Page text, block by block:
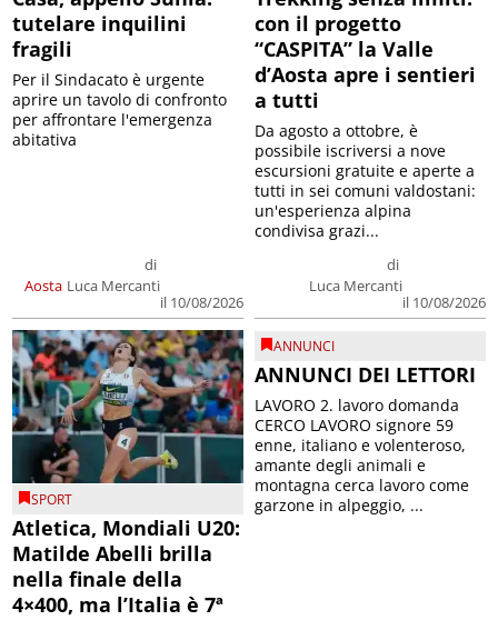
tutelare inquilini
fragili
Aosta
di
Luca Mercanti
il 10/08/2026
Per il Sindacato è urgente
aprire un tavolo di confronto
per affrontare l'emergenza
abitativa
con il progetto
“CASPITA” la Valle
d’Aosta apre i sentieri
a tutti
di
Luca Mercanti
il 10/08/2026
Da agosto a ottobre, è
possibile iscriversi a nove
escursioni gratuite e aperte a
tutti in sei comuni valdostani:
un'esperienza alpina
condivisa grazi...
SPORT
Atletica, Mondiali U20:
Matilde Abelli brilla
nella finale della
4×400, ma l’Italia è 7ª
ANNUNCI
ANNUNCI DEI LETTORI
LAVORO 2. lavoro domanda
CERCO LAVORO signore 59
enne, italiano e volenteroso,
amante degli animali e
montagna cerca lavoro come
garzone in alpeggio, ...